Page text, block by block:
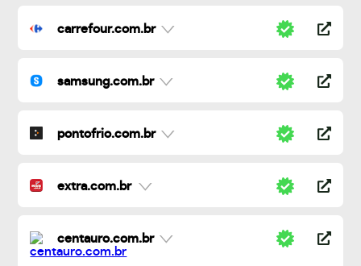
carrefour.com.br
samsung.com.br
pontofrio.com.br
extra.com.br
centauro.com.br